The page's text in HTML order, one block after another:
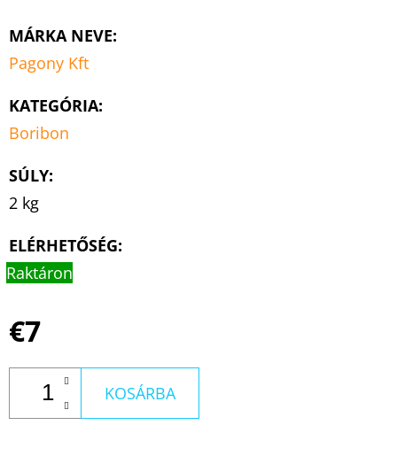
MÁRKA NEVE:
Pagony Kft
KATEGÓRIA:
Boribon
SÚLY:
2 kg
ELÉRHETŐSÉG:
Raktáron
€7
KOSÁRBA